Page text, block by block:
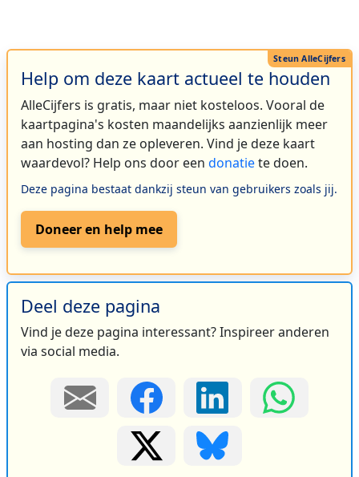
Help om deze kaart actueel te houden
AlleCijfers is gratis, maar niet kosteloos. Vooral de
kaartpagina's kosten maandelijks aanzienlijk meer
aan hosting dan ze opleveren. Vind je deze kaart
waardevol? Help ons door een donatiete doen.
Deze pagina bestaat dankzij steun van gebruikers zoals jij.
Doneer en help mee
Deel deze pagina
Vind je deze pagina interessant? Inspireer anderen
via social media.